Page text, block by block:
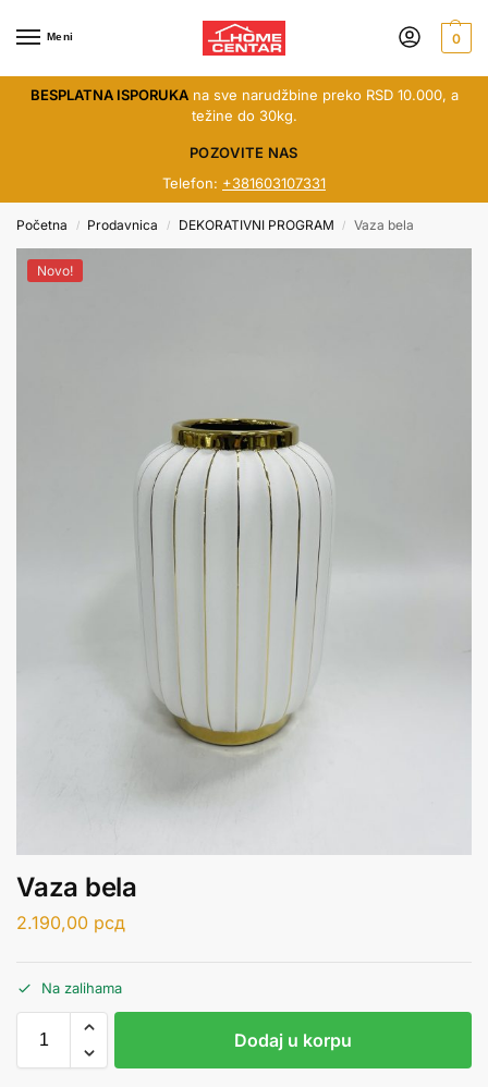
Meni 0
BESPLATNA ISPORUKAna sve narudžbine preko RSD 10.000, a
težine do 30kg.
POZOVITE NAS
Telefon: +381603107331
Početna / Prodavnica / DEKORATIVNI PROGRAM / Vaza bela
Novo!
Vaza bela
2.190,00 рсд
Na zalihama
Dodaj u korpu